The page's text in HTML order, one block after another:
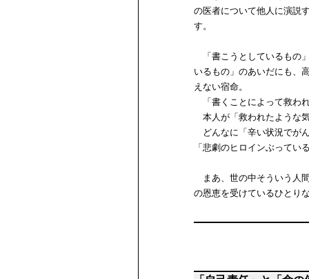
の医者について他人に演説
す。
「書こうとしているもの
いるもの」のあいだにも、
えない宿命。
「書くことによって救わ
本人が「救われたような
どんなに「辛い状況でが
「悲劇のヒロインぶってい
まあ、世の中そういう人
の恩恵を受けているひとり